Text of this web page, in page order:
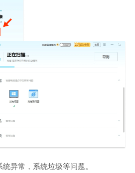
异常，系统垃圾等问题。